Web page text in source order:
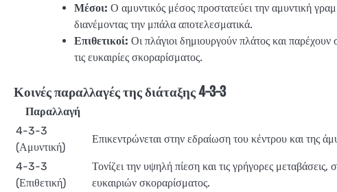
Μέσοι: Ο αμυντικός μέσος προστατεύει την αμυντική
διανέμοντας την μπάλα αποτελεσματικά.
Επιθετικοί: Οι πλάγιοι δημιουργούν πλάτος και παρέχουν
τις ευκαιρίες σκοραρίσματος.
Κοινές παραλλαγές της διάταξης 4-3-3
Παραλλαγή
4-3-3
(Αμυντική)
Επικεντρώνεται στην εδραίωση του κέντρου και της
4-3-3
(Επιθετική)
Τονίζει την υψηλή πίεση και τις γρήγορες
ευκαιριών σκοραρίσματος.